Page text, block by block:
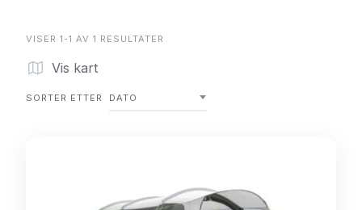
VISER 1-1 AV 1 RESULTATER
Vis kart
SORTER ETTER DATO